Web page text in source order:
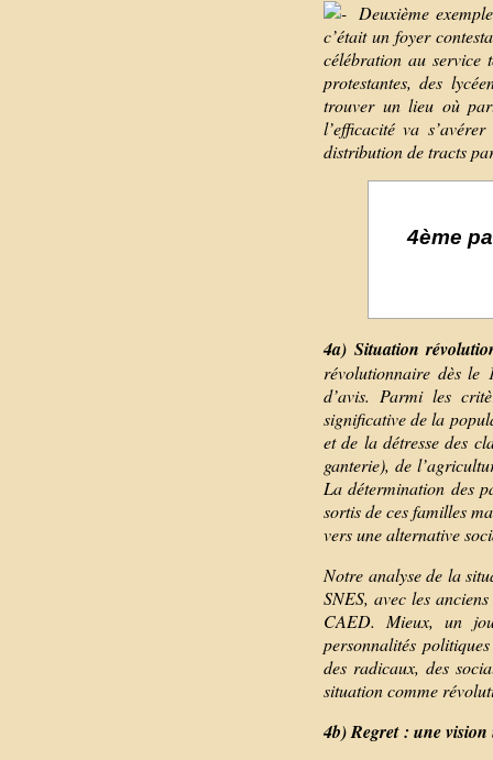
Deuxième
c’était un foyer
célébration au service
protestantes, des
trouver un lieu où
l’efficacité va
distribution de tracts
4ème
4a) Situation
révolutionnaire dès le
d’avis. Parmi les
significative de la
et de la détresse des
ganterie), de
La détermination des
sortis de ces familles
vers une alternative
Notre analyse de la
SNES, avec les
CAED. Mieux, un
personnalités
des radicaux, des
situation comme
4b) Regret : une vision